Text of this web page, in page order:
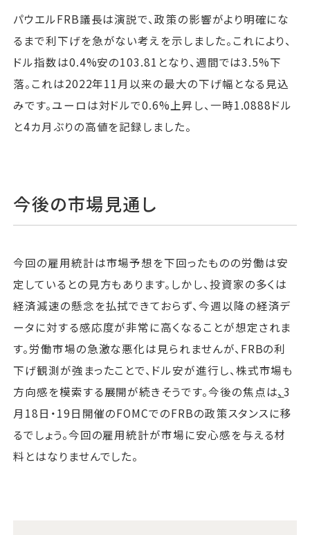
パウエルFRB議長は演説で、政策の影響がより明確にな
るまで利下げを急がない考えを示しました。これにより、
ドル指数は0.4%安の103.81となり、週間では3.5%下
落。これは2022年11月以来の最大の下げ幅となる見込
みです。ユーロは対ドルで0.6%上昇し、一時1.0888ドル
と4カ月ぶりの高値を記録しました。
今後の市場見通し
今回の雇用統計は市場予想を下回ったものの労働は安
定しているとの見方もあります。しかし、投資家の多くは
経済減速の懸念を払拭できておらず、今週以降の経済デ
ータに対する感応度が非常に高くなることが想定されま
す。労働市場の急激な悪化は見られませんが、FRBの利
下げ観測が強まったことで、ドル安が進行し、株式市場も
方向感を模索する展開が続きそうです。今後の焦点は、3
月18日・19日開催のFOMCでのFRBの政策スタンスに移
るでしょう。今回の雇用統計が市場に安心感を与える材
料とはなりませんでした。